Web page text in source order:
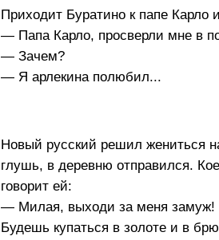
Приходит Буратино к папе Карло
— Папа Карло, просверли мне в
— Зачем?
— Я арлекина полюбил...
Новый русский решил жениться
глушь, в деревню отправился.
говорит ей:
— Милая, выходи за меня замуж!
Будешь купаться в золоте и в